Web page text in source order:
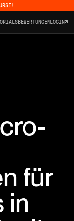
BEWERTUNGEN LOGIN
für
in